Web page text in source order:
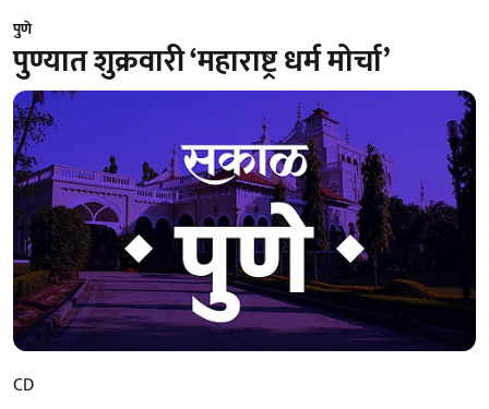
पुणे
पुण्यात शुक्रवारी ‘महाराष्ट्र धर्म मोर्चा’
CD